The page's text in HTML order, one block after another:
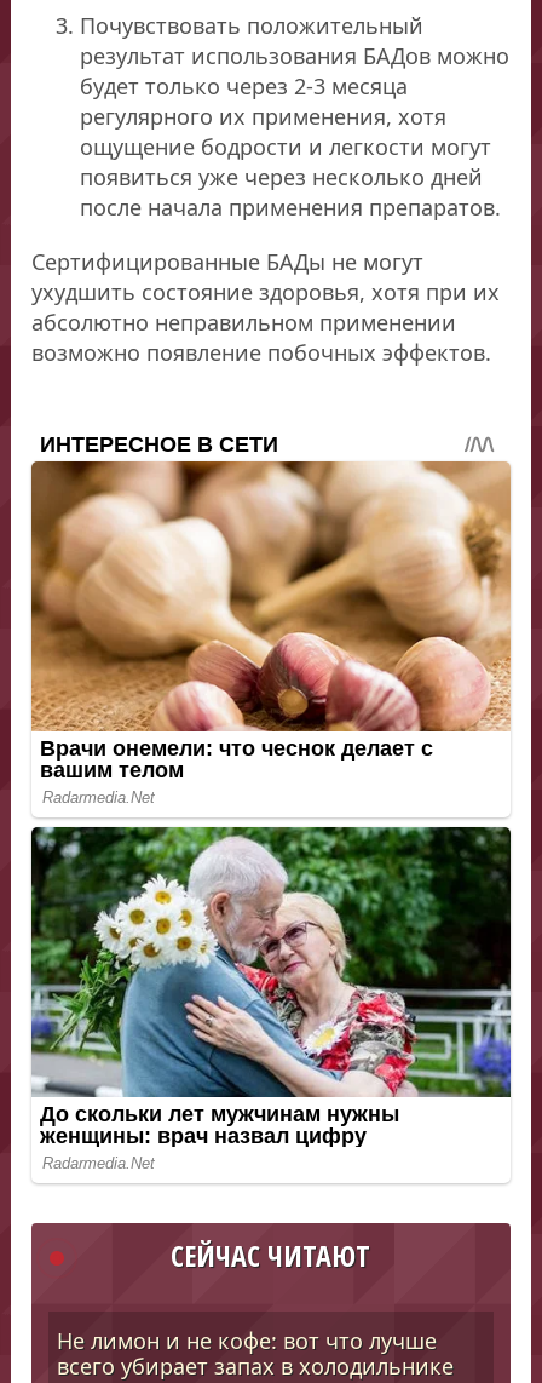
Почувствовать положительный
результат использования БАДов можно
будет только через 2-3 месяца
регулярного их применения, хотя
ощущение бодрости и легкости могут
появиться уже через несколько дней
после начала применения препаратов.
Сертифицированные БАДы не могут
ухудшить состояние здоровья, хотя при их
абсолютно неправильном применении
возможно появление побочных эффектов.
СЕЙЧАС ЧИТАЮТ
Не лимон и не кофе: вот что лучше
всего убирает запах в холодильнике